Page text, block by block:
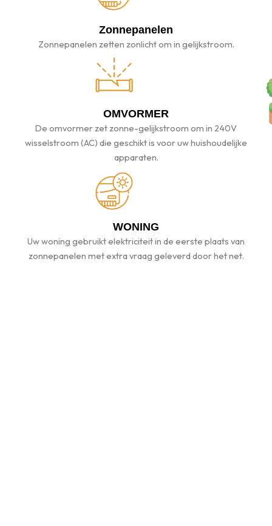
Zonnepanelen
Zonnepanelen zetten zonlicht om in gelijkstroom.
OMVORMER
De omvormer zet zonne-gelijkstroom om in 240V
wisselstroom (AC) die geschikt is voor uw huishoudelijke
apparaten.
WONING
Uw woning gebruikt elektriciteit in de eerste plaats van
zonnepanelen met extra vraag geleverd door het net.